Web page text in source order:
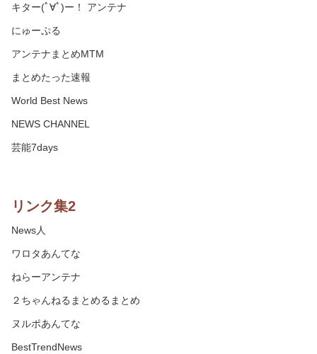
キター(ﾟ∀ﾟ)ー！ アンテナ
にゅーぷる
アンテナまとめMTM
まとめたった速報
World Best News
NEWS CHANNEL
芸能7days
リンク集2
News人
ワロタあんてな
ねらーアンテナ
２ちゃんねるまとめるまとめ
ヌルポあんてな
BestTrendNews